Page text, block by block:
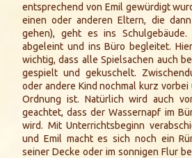
entsprechend von Emil gewürdigt
einen oder anderen Eltern, die
gehen), geht es ins
abgeleint und ins Büro begleitet.
wichtig, dass alle Spielsachen auch
gespielt und gekuschelt.
oder andere Kind nochmal kurz
Ordnung ist. Natürlich wird auch
geachtet, dass der Wassernapf im
wird. Mit Unterrichtsbeginn
und Emil macht es sich noch ein
seiner Decke oder im sonnigen Flur